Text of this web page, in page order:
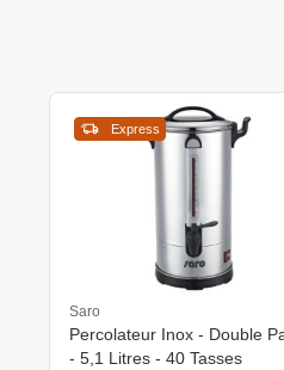
Express
Saro
Percolateur Inox - Double
- 5,1 Litres - 40 Tasses